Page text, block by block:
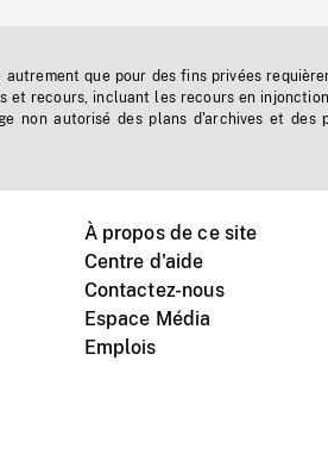
que pour des fins privées
et recours, incluant les recours en
non autorisé des plans d'archives et des
À propos de ce site
Centre d'aide
Contactez-nous
Espace Média
Emplois